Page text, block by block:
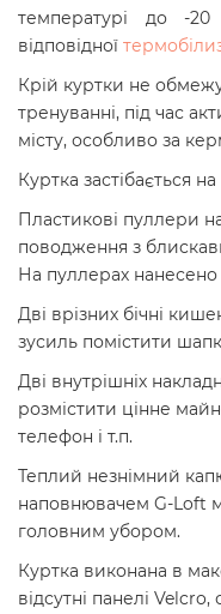
температурі до -
відповідної
Крій куртки не
тренуванні, під час
місту, особливо за
Куртка застібається
Пластикові пуллери
поводження з
На пуллерах
Дві врізних бічні
зусиль помістити
Дві внутрішніх
розмістити цінне
телефон і т.п.
Теплий незнімний
наповнювачем G-Loft
головним убором.
Куртка виконана в
відсутні панелі